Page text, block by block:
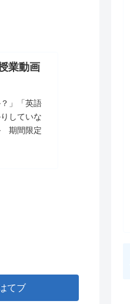
業動画
」「英語
していな
期間限定
てブ